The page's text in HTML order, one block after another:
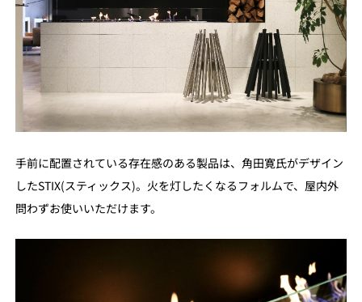
手前に配置されている存在感のある製品は、角田寛氏がデザイン
したSTIX(スティックス)。火を灯したくなるフォルムで、屋内外
問わずお使いいただけます。